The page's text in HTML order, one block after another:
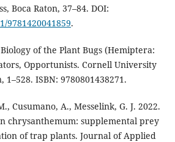
Boca Raton, 37–84. DOI:
9781420041859.
of the Plant Bugs (Hemiptera:
Opportunists. Cornell University
1–528. ISBN: 9780801438271.
Cusumano, A., Messelink, G. J. 2022.
chrysanthemum: supplemental prey
of trap plants. Journal of Applied